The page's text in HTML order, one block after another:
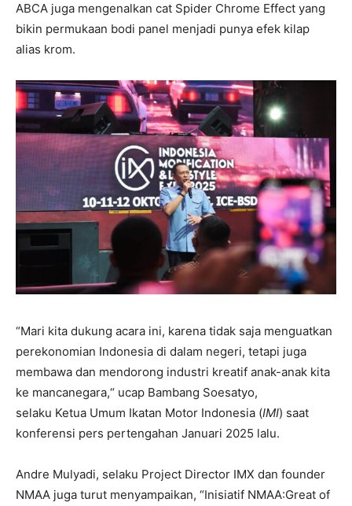
ABCA juga mengenalkan cat Spider Chrome Effect yang
bikin permukaan bodi panel menjadi punya efek kilap
alias krom.
“Mari kita dukung acara ini, karena tidak saja menguatkan
perekonomian Indonesia di dalam negeri, tetapi juga
membawa dan mendorong industri kreatif anak-anak kita
ke mancanegara,“ ucap Bambang Soesatyo,
selaku Ketua Umum Ikatan Motor Indonesia (IMI) saat
konferensi pers pertengahan Januari 2025 lalu.
Andre Mulyadi, selaku Project Director IMX dan founder
NMAA juga turut menyampaikan, “Inisiatif NMAA:Great of